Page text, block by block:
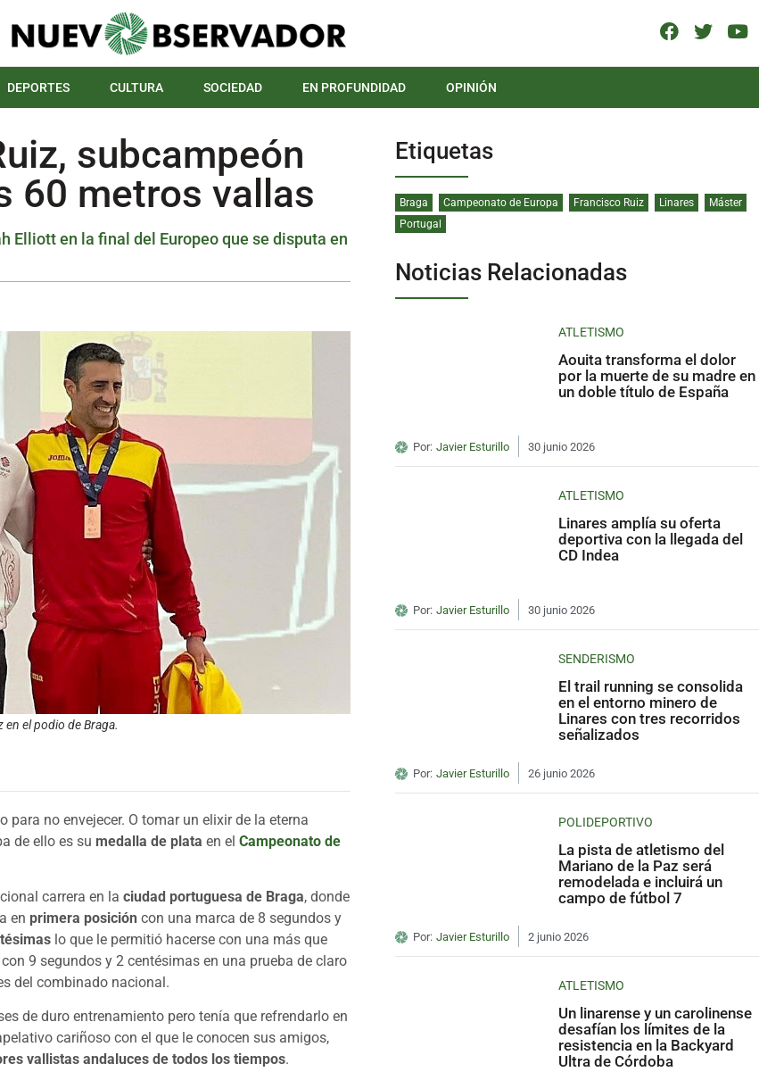
DEPORTES CULTURA SOCIEDAD EN PROFUNDIDAD OPINIÓN
subcampeón
60 metros vallas
Elliott en la final del Europeo que se disputa en
el podio de Braga.
no envejecer. O tomar un elixir de la eterna
de ello es su medalla de plata en el Campeonato de
carrera en la ciudad portuguesa de Braga, donde
en primera posición con una marca de 8 segundos y
lo que le permitió hacerse con una más que
con 9 segundos y 2 centésimas en una prueba de claro
del combinado nacional.
de duro entrenamiento pero tenía que refrendarlo en
cariñoso con el que le conocen sus amigos,
vallistas andaluces de todos los tiempos.
Etiquetas
Braga Campeonato de Europa Francisco Ruiz Linares
Máster
Portugal
Noticias Relacionadas
ATLETISMO
Aouita transforma el dolor
por la muerte de su madre en
un doble título de España
Por: Javier Esturillo 30 junio 2026
ATLETISMO
Linares amplía su oferta
deportiva con la llegada del
CD Indea
Por: Javier Esturillo 30 junio 2026
SENDERISMO
El trail running se consolida
en el entorno minero de
Linares con tres recorridos
señalizados
Por: Javier Esturillo 26 junio 2026
POLIDEPORTIVO
La pista de atletismo del
Mariano de la Paz será
remodelada e incluirá un
campo de fútbol 7
Por: Javier Esturillo 2 junio 2026
ATLETISMO
Un linarense y un carolinense
desafían los límites de la
resistencia en la Backyard
Ultra de Córdoba